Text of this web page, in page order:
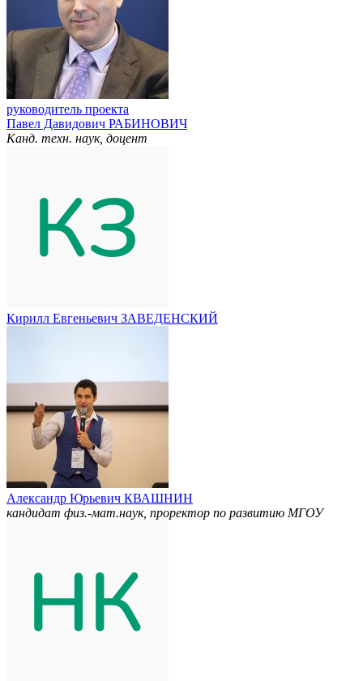
руководитель проекта
Павел Давидович РАБИНОВИЧ
Канд. техн. наук, доцент
Кирилл Евгеньевич ЗАВЕДЕНСКИЙ
Александр Юрьевич КВАШНИН
кандидат физ.-мат.наук, проректор по развитию МГОУ